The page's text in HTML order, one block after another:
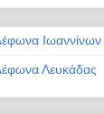
Ιωαννίνων
Λευκάδας